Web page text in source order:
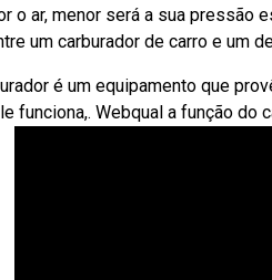
o ar, menor será a sua pressão
um carburador de carro e um
é um equipamento que
funciona,. Webqual a função do